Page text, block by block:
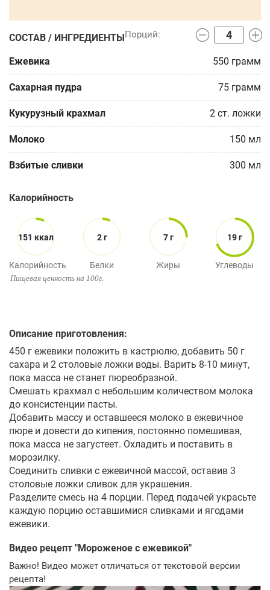
СОСТАВ / ИНГРЕДИЕНТЫ
Ежевика 550 грамм
Сахарная пудра 75 грамм
Кукурузный крахмал 2 ст. ложки
Молоко 150 мл
Взбитые сливки 300 мл
Калорийность
151 ккал
Калорийность
2 г
Белки
7 г
Жиры
19 г
Углеводы
Пищевая ценность на 100г.
Описание приготовления:
450 г ежевики положить в кастрюлю, добавить 50 г
сахара и 2 столовые ложки воды. Варить 8-10 минут,
пока масса не станет пюреобразной.
Смешать крахмал с небольшим количеством молока
до консистенции пасты.
Добавить массу и оставшееся молоко в ежевичное
пюре и довести до кипения, постоянно помешивая,
пока масса не загустеет. Охладить и поставить в
морозилку.
Соединить сливки с ежевичной массой, оставив 3
столовые ложки сливок для украшения.
Разделите смесь на 4 порции. Перед подачей украсьте
каждую порцию оставшимися сливками и ягодами
ежевики.
Видео рецепт "Мороженое с ежевикой"
Важно! Видео может отличаться от текстовой версии
рецепта!